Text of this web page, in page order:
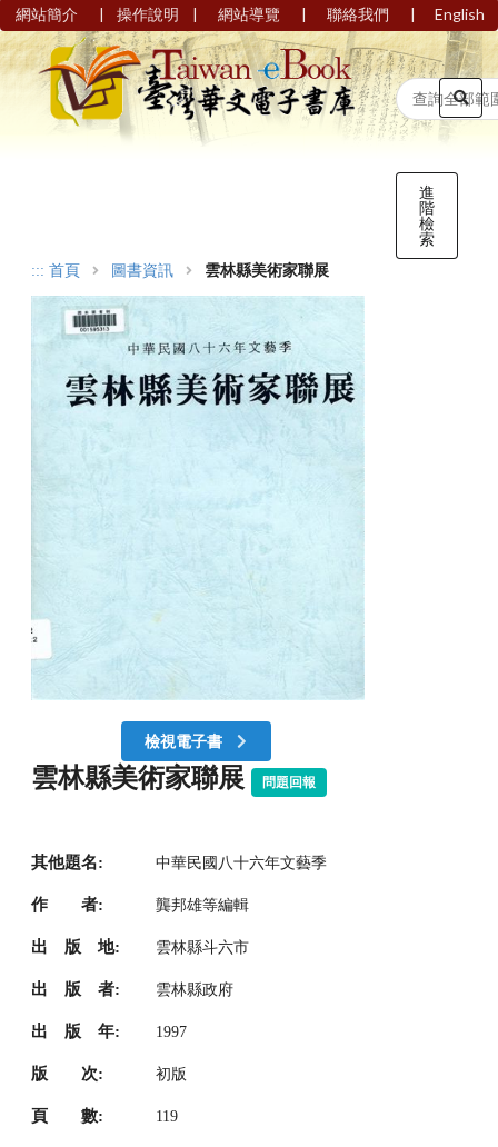
網站簡介 | 操作說明 | 網站導覽 | 聯絡我們 | English
進
階
檢
索
::: 首頁 圖書資訊 雲林縣美術家聯展
檢視電子書
雲林縣美術家聯展 問題回報
其他題名: 中華民國八十六年文藝季
作 者: 龔邦雄等編輯
出 版 地: 雲林縣斗六市
出 版 者: 雲林縣政府
出 版 年: 1997
版 次: 初版
頁 數: 119